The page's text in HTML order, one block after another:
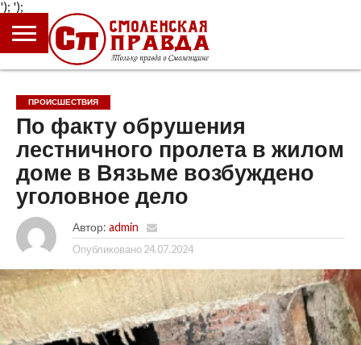
');
ГЛАВНАЯ
НОВОСТИ
ПРОИСШЕСТВИЯ
ПОЛИТИКА
КУЛЬТУРА
ЭКОНОМИКА
ОБЩЕСТВО
БЛОГИ
ПРОИСШЕСТВИЯ
По факту обрушения
лестничного пролета в жилом
доме в Вязьме возбуждено
уголовное дело
Автор: admin
Опубликовано 24.07.2024
');